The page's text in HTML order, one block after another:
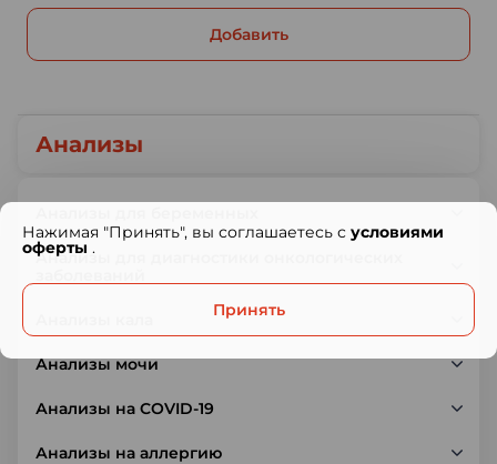
Анализы
Анализы для диагностики онкологических
Анализы мочи
Анализы на COVID-19
Анализы на аллергию
Добавить
Нажимая "Принять", вы соглашаетесь с условиями
оферты .
Принять